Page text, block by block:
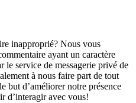
inapproprié? Nous vous
ayant un caractère
le service de messagerie privé de
à nous faire part de tout
but d’améliorer notre présence
d’interagir avec vous!